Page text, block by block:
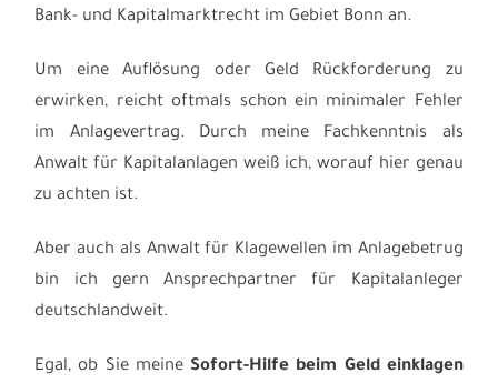
Bank- und Kapitalmarktrecht im Gebiet Bonn an.
Um eine Auflösung oder Geld Rückforderung zu
erwirken, reicht oftmals schon ein minimaler Fehler
im Anlagevertrag. Durch meine Fachkenntnis als
Anwalt für Kapitalanlagen weiß ich, worauf hier genau
zu achten ist.
Aber auch als Anwalt für Klagewellen im Anlagebetrug
bin ich gern Ansprechpartner für Kapitalanleger
deutschlandweit.
Egal, ob Sie meine Sofort-Hilfe beim Geld einklagen